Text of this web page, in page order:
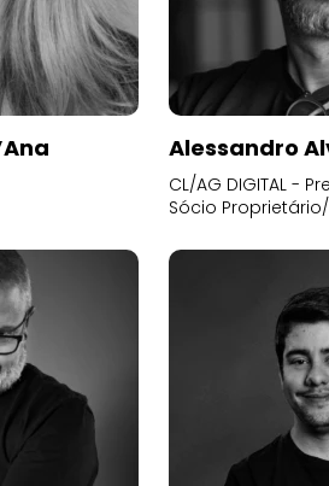
Alessandro
CL/AG DIGITAL -
Sócio